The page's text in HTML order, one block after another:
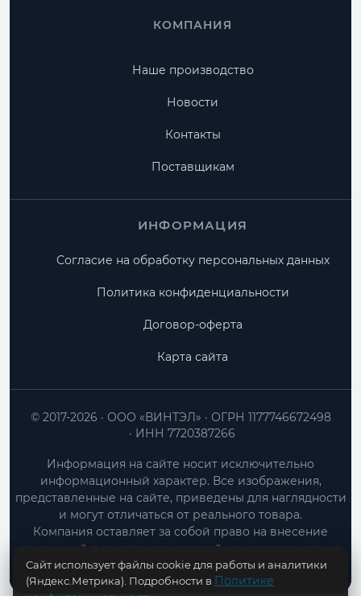
КОМПАНИЯ
Наше производство
Новости
Контакты
Поставщикам
ИНФОРМАЦИЯ
Согласие на обработку персональных данных
Политика конфиденциальности
Договор-оферта
Карта сайта
ООО «ВИНТЭЛ»
ОГРН 1177746672498
ИНН 7720387266
© 2017-2026
Информация на сайте носит исключительно
информационный характер. Все изображения,
представленные на сайте, приведены для наглядности
и могут отличаться от реального товара.
Компания оставляет за собой право на внесение
изменений в конструкцию, дизайн и характеристики
товара без предварительного уведомления.
Сайт использует файлы cookie для работы и аналитики
(Яндекс.Метрика). Подробности в Политике